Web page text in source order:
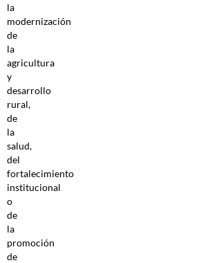
la
modernización
de
la
agricultura
y
desarrollo
rural,
de
la
salud,
del
fortalecimiento
institucional
o
de
la
promoción
de